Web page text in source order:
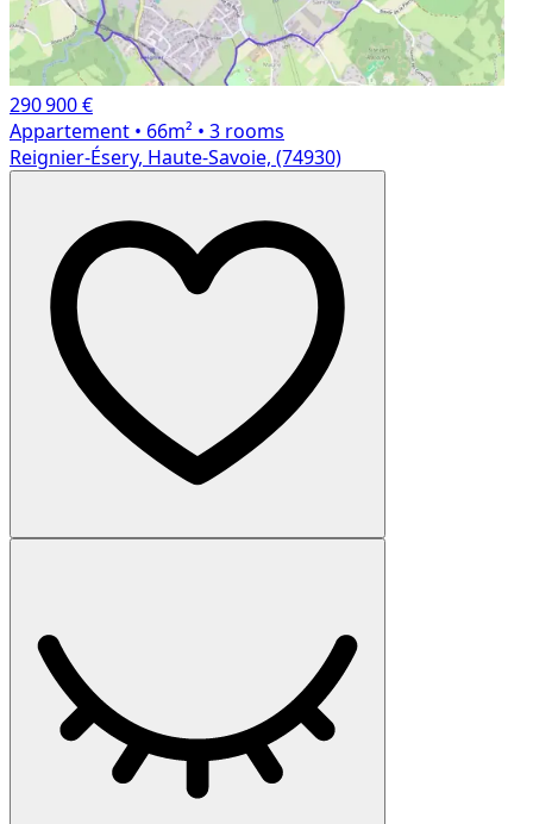
290 900 €
Appartement • 66m² • 3 rooms
Reignier-Ésery, Haute-Savoie, (74930)